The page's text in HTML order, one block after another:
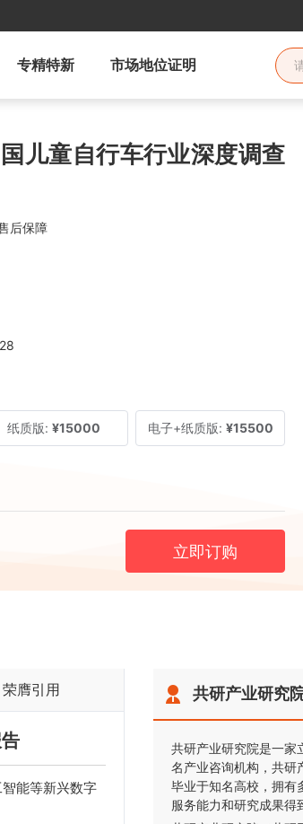
专精特新 市场地位证明
儿童自行车行业深度调查
后保障
纸质版: ¥15000 电子+纸质版: ¥15500
立即订购
荣膺引用
能等新兴数字
共研产业研究
共研产业研究院是一家
名产业咨询机构，共研
毕业于知名高校，拥有
服务能力和研究成果得